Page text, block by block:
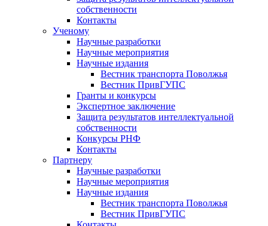
собственности
Контакты
Ученому
Научные разработки
Научные мероприятия
Научные издания
Вестник транспорта Поволжья
Вестник ПривГУПС
Гранты и конкурсы
Экспертное заключение
Защита результатов интеллектуальной
собственности
Конкурсы РНФ
Контакты
Партнеру
Научные разработки
Научные мероприятия
Научные издания
Вестник транспорта Поволжья
Вестник ПривГУПС